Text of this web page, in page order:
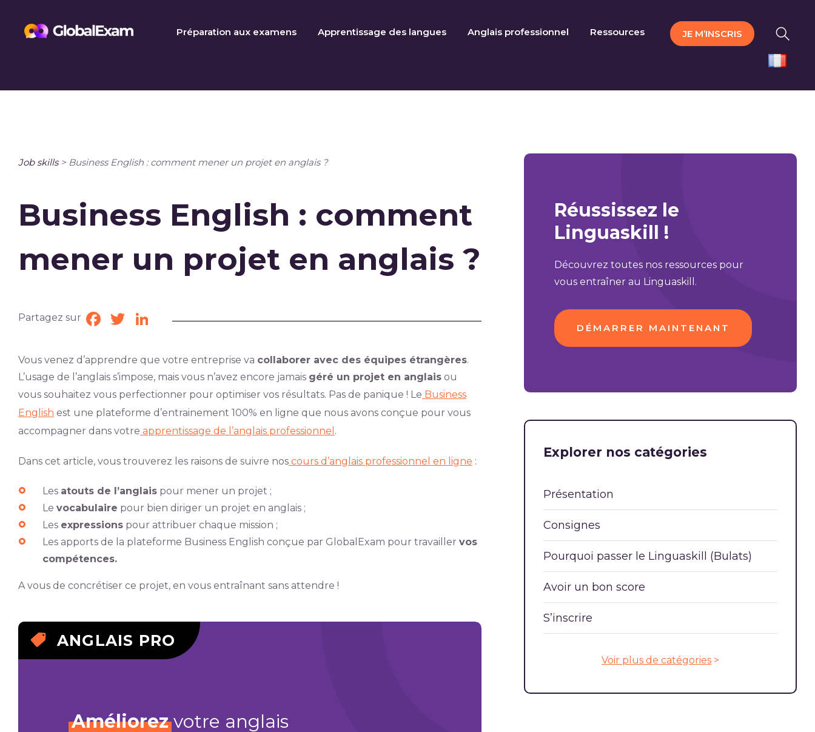
Préparation aux examens Apprentissage des langues Anglais professionnel Ressources JE M’INSCRIS
Job skills> Business English : comment mener un projet en anglais ?
Business English : comment
mener un projet en anglais ?
Partagez sur Facebook
TwitterLinkedIn
Vous venez d’apprendre que votre entreprise va collaborer avec des équipes étrangères.
L’usage de l’anglais s’impose, mais vous n’avez encore jamais géré un projet en anglaisou
vous souhaitez vous perfectionner pour optimiser vos résultats. Pas de panique ! Le Business
English est une plateforme d’entrainement 100% en ligne que nous avons conçue pour vous
accompagner dans votre apprentissage de l’anglais professionnel .
Dans cet article, vous trouverez les raisons de suivre noscours d’anglais professionnel en ligne :
Les atouts de l’anglaispour mener un projet ;
Le vocabulaire pour bien diriger un projet en anglais ;
Les expressionspour attribuer chaque mission ;
Les apports de la plateforme Business English conçue par GlobalExam pour travailler vos
compétences.
A vous de concrétiser ce projet, en vous entraînant sans attendre !
ANGLAIS PRO
Améliorezvotre anglais
Réussissez le
Linguaskill !
Découvrez toutes nos ressources pour
vous entraîner au Linguaskill.
DÉMARRER MAINTENANT
Explorer nos catégories
Présentation
Consignes
Pourquoi passer le Linguaskill (Bulats)
Avoir un bon score
S’inscrire
Voir plus de catégories >